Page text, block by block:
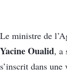
Le ministre de
Yacine Oualid, a
s’inscrit dans